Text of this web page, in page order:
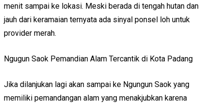
menit sampai ke lokasi. Meski berada di tengah hutan dan
jauh dari keramaian ternyata ada sinyal ponsel loh untuk
provider merah.
Ngugun Saok Pemandian Alam Tercantik di Kota Padang
Jika dilanjukan lagi akan sampai ke Ngungun Saok yang
memiliki pemandangan alam yang menakjubkan karena